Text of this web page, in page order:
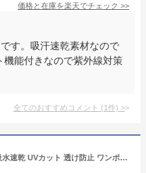
価格と在庫を楽天でチェック >>
す。吸汗速乾素材なので
機能付きなので紫外線対策
全てのおすすめコメント (1件) >
[チャンピオン] ポロシャツ 半袖 吸水速乾 UVカット 透け防止 ワンポイントロゴ クルーネック シンプル スポーツ 部活 ジム トレーニング C8-TS311 メンズ ネイビー L